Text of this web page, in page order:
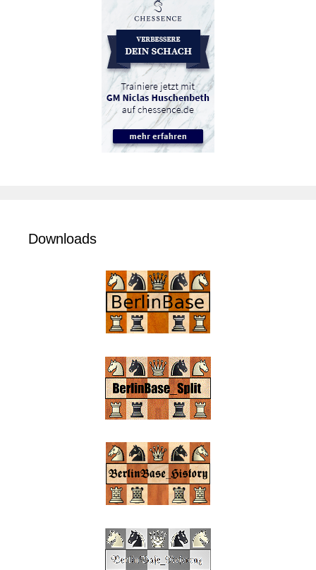
Downloads